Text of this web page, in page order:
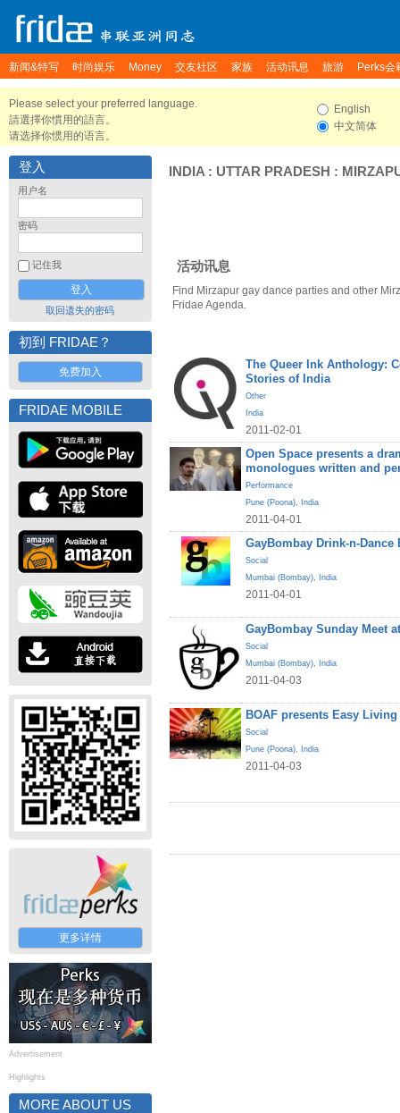
新闻&特写 时尚娱乐 Money 交友社区 家族 活动讯息 旅游 Perks会
Please select your preferred language.
請選擇你慣用的語言。
请选择你惯用的语言。
English
中文简体
登入
用户名
密码
记住我
取回遗失的密码
初到 FRIDAE？
免费加入
FRIDAE MOBILE
更多详情
Advertisement
Highlights
MORE ABOUT US
INDIA : UTTAR PRADESH :
活动讯息
Find Mirzapur gay dance parties and other
Fridae Agenda.
The Queer Ink Anthology:
Stories of India
Other
India
2011-02-01
Open Space presents a
monologues written and
Performance
Pune (Poona), India
2011-04-01
GayBombay Drink-n-Dance
Social
Mumbai (Bombay), India
2011-04-01
GayBombay Sunday Meet
Social
Mumbai (Bombay), India
2011-04-03
BOAF presents Easy
Social
Pune (Poona), India
2011-04-03